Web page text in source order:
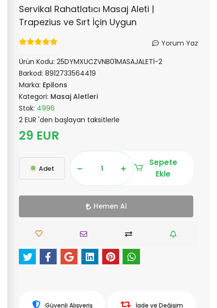
Servikal Rahatlatıcı Masaj Aleti |
Trapezius ve Sırt İçin Uygun
Yorum Yaz
Ürün Kodu: 25DYMXUCZVNB01MASAJALETİ-2
Barkod: 8912733564419
Marka: Epilons
Kategori: Masaj Aletleri
Stok: 4996
2 EUR 'den başlayan taksitlerle
29 EUR
Adet
Sepete
Ekle
Hemen Al
Güvenli Alışveriş İade ve Değişim